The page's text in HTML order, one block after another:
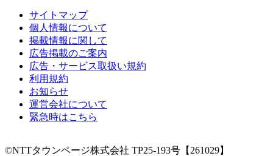
サイトマップ
個人情報について
掲載情報に関して
広告掲載のご案内
広告・サービス取扱い規約
利用規約
お知らせ
運営会社について
緊急時はこちら
©NTTタウンページ株式会社 TP25-193号【261029】